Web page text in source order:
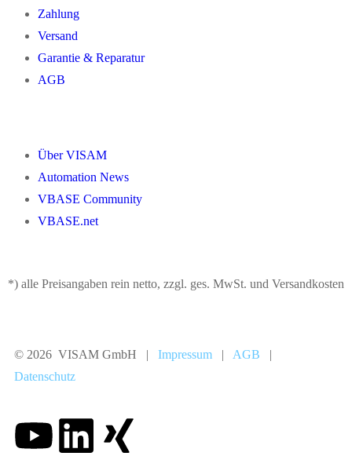
Zahlung
Versand
Garantie & Reparatur
AGB
Über VISAM
Automation News
VBASE Community
VBASE.net
*) alle Preisangaben rein netto, zzgl. ges. MwSt. und Versandkosten
© 2026 VISAM GmbH | Impressum | AGB |
Datenschutz